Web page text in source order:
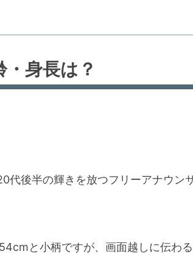
身長は？
代後半の輝きを放つフリーアナウン
と小柄ですが、画面越しに伝わ